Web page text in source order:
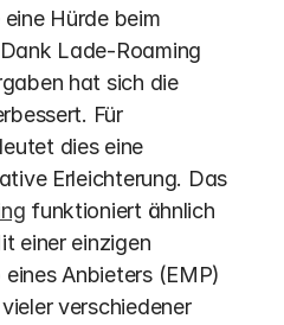
Hürde beim
Lade-Roaming
hat sich die
Für
dies eine
Erleichterung. Das
funktioniert ähnlich
einer einzigen
Anbieters (EMP)
verschiedener